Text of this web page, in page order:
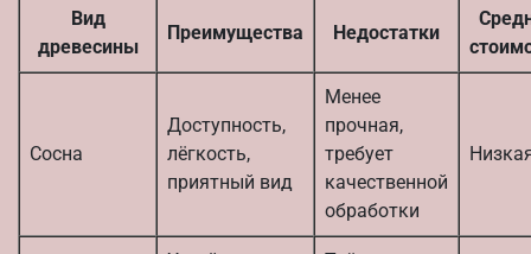
Вид
древесины
Преимущества Недостатки
Сосна
Доступность,
лёгкость,
приятный вид
Менее
прочная,
требует
качественной
обработки